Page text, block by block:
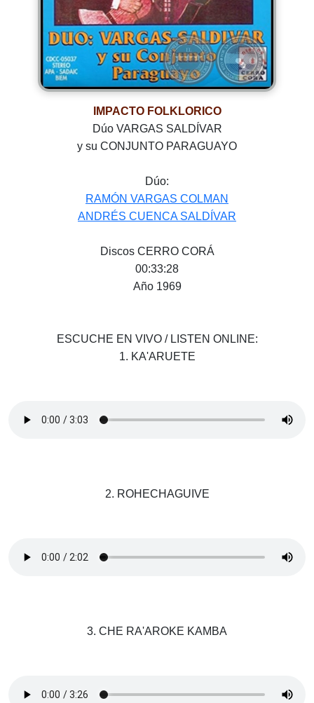
IMPACTO FOLKLORICO
Dúo VARGAS SALDÍVAR
y su CONJUNTO PARAGUAYO
Dúo:
RAMÓN VARGAS COLMAN
ANDRÉS CUENCA SALDÍVAR
Discos CERRO CORÁ
00:33:28
Año 1969
ESCUCHE EN VIVO / LISTEN ONLINE:
1. KA'ARUETE
2. ROHECHAGUIVE
3. CHE RA'AROKE KAMBA